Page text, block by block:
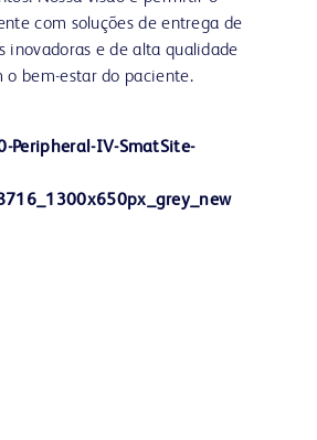
com soluções de entrega de
inovadoras e de alta qualidade
o bem-estar do paciente.